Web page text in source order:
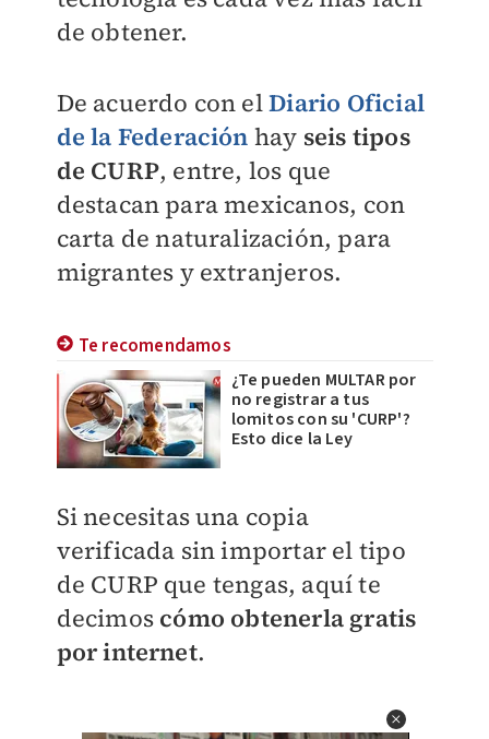
de obtener.
De acuerdo con elDiario Oficial
de la Federación hay seis tipos
de CURP, entre, los que
destacan para mexicanos, con
carta de naturalización, para
migrantes y extranjeros.
Te recomendamos
¿Te pueden MULTAR por
no registrar a tus
lomitos con su 'CURP'?
Esto dice la Ley
Si necesitas una copia
verificada sin importar el tipo
de CURP que tengas, aquí te
decimoscómo obtenerla gratis
por internet.